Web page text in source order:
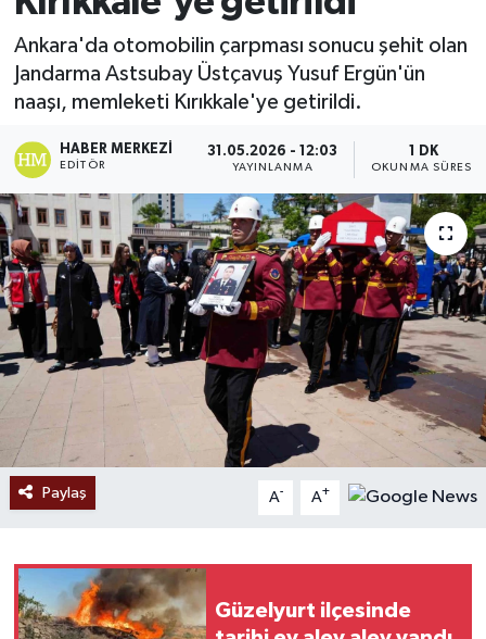
Ankara'da otomobilin çarpması sonucu şehit olan
Jandarma Astsubay Üstçavuş Yusuf Ergün'ün
naaşı, memleketi Kırıkkale'ye getirildi.
HABER MERKEZI
EDITÖR
31.05.2026 - 12:03
YAYINLANMA
1 DK
OKUNMA SÜRESI
Paylaş A- A+
Güzelyurt ilçesinde
Ekonomi
Sağlık
Tokat Haber